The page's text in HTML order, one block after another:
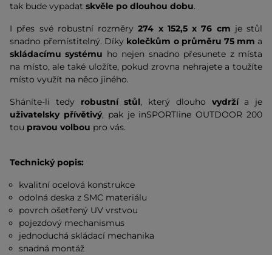
tak bude vypadat skvěle po dlouhou dobu.
I přes své robustní rozměry274 x 152,5 x 76 cm je stůl
snadno přemístitelný. Díky kolečkům o průměru 75 mm a
skládacímu systému ho nejen snadno přesunete z místa
na místo, ale také uložíte, pokud zrovna nehrajete a toužíte
místo využít na něco jiného.
Sháníte-li tedy robustní stůl, který dlouho vydrží a je
uživatelsky přívětivý, pak je inSPORTline OUTDOOR 200
tou pravou volbou pro vás.
Technický popis:
kvalitní ocelová konstrukce
odolná deska z SMC materiálu
povrch ošetřený UV vrstvou
pojezdový mechanismus
jednoduchá skládací mechanika
snadná montáž